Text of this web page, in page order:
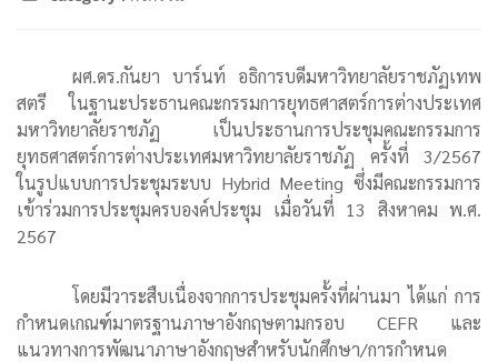
ผศ.ดร.กันยา บาร์นท์ อธิการบดีมหาวิทยาลัยราชภัฏเทพ
สตรี ในฐานะประธานคณะกรรมการยุทธศาสตร์การต่างประเทศ
มหาวิทยาลัยราชภัฏ เป็นประธานการประชุมคณะกรรมการ
ยุทธศาสตร์การต่างประเทศมหาวิทยาลัยราชภัฏ ครั้งที่ 3/2567
ในรูปแบบการประชุมระบบ Hybrid Meeting ซึ่งมีคณะกรรมการ
เข้าร่วมการประชุมครบองค์ประชุม เมื่อวันที่ 13 สิงหาคม พ.ศ.
2567
โดยมีวาระสืบเนื่องจากการประชุมครั้งที่ผ่านมา ได้แก่ การ
กำหนดเกณฑ์มาตรฐานภาษาอังกฤษตามกรอบ CEFR และ
แนวทางการพัฒนาภาษาอังกฤษสำหรับนักศึกษา/การกำหนด